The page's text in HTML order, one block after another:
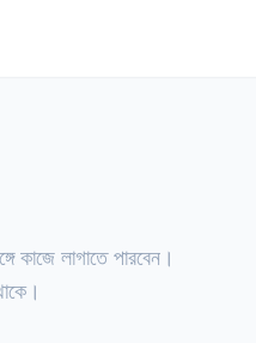
লাগাতে পারবেন।